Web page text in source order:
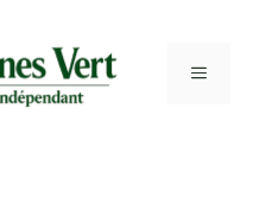
MENU